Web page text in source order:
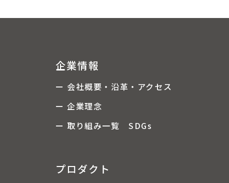
企業情報
ー 会社概要・沿革・アクセス
ー 企業理念
ー 取り組み一覧 SDGs
プロダクト